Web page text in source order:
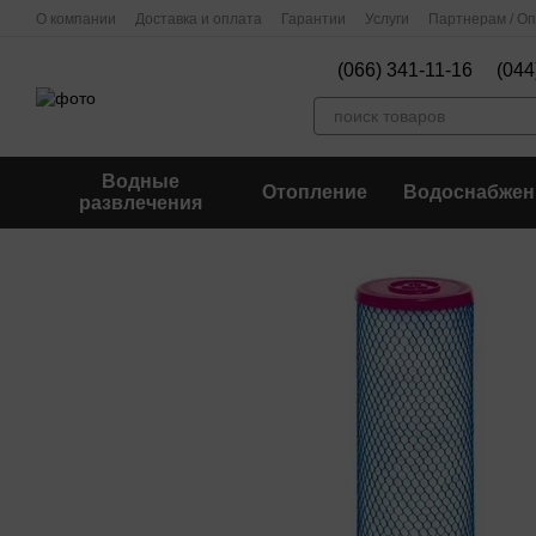
Перейти к основному контенту
О компании Доставка и оплата Гарантии Услуги Партнерам /
(066) 341-11-16
Водные
развлечения
Отопление